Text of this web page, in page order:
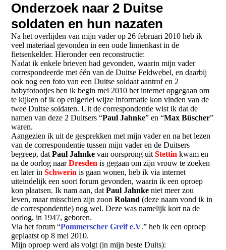
Onderzoek naar 2 Duitse
soldaten en hun nazaten
Na het overlijden van mijn vader op 26 februari 2010 heb ik
veel materiaal gevonden in een oude linnenkast in de
fietsenkelder. Hieronder een reconstructie:
Nadat ik enkele brieven had gevonden, waarin mijn vader
correspondeerde met één van de Duitse Feldwebel, en daarbij
ook nog een foto van een Duitse soldaat aantrof en 2
babyfotootjes ben ik begin mei 2010 het internet opgegaan om
te kijken of ik op enigerlei wijze informatie kon vinden van de
twee Duitse soldaten. Uit de correspondentie wist ik dat de
namen van deze 2 Duitsers “Paul Jahnke” en “Max Büscher”
waren.
Aangezien ik uit de gesprekken met mijn vader en na het lezen
van de correspondentie tussen mijn vader en de Duitsers
begreep, datPaul Jahnkevan oorsprong uitStettin kwam en
na de oorlog naarDresden is gegaan om zijn vrouw te zoeken
en later inSchwerin is gaan wonen, heb ik via internet
uiteindelijk een soort forum gevonden, waarin ik een oproep
kon plaatsen. Ik nam aan, datPaul Jahnke niet meer zou
leven, maar misschien zijn zoonRoland (deze naam vond ik in
de correspondentie) nog wel. Deze was namelijk kort na de
oorlog, in 1947, geboren.
Via het forum “Pommerscher Greif e.V.” heb ik een oproep
geplaatst op 8 mei 2010.
Mijn oproep werd als volgt (in mijn beste Duits):